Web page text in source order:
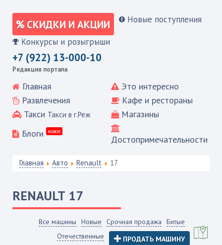
СКИДКИ И АКЦИИ Новые поступления
Конкурсы и розыгрыши
+7 (922) 13-000-10
Редакция портала
Главная
Это интересно
Развлечения
Кафе и рестораны
Такси Такси в г.Реж
Магазины
Блоги
новое
Достопримечательности
Главная Авто Renault 17
RENAULT 17
Все машины Новые Срочная продажа
Битые
Отечественные
ПРОДАТЬ МАШИНУ